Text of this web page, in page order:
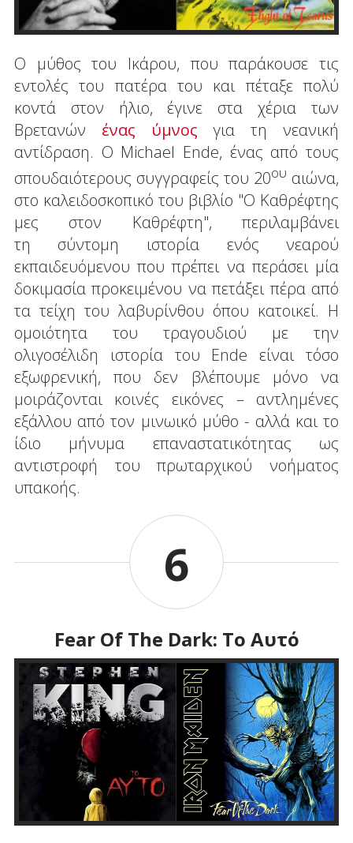
Ο μύθος του Ικάρου, που παράκουσε τις
εντολές του πατέρα του και πέταξε πολύ
κοντά στον ήλιο, έγινε στα χέρια των
Βρετανών ένας ύμνος για τη νεανική
αντίδραση. Ο Michael Ende, ένας από τους
σπουδαιότερους συγγραφείς του 20ου αιώνα,
στο καλειδοσκοπικό του βιβλίο "Ο Καθρέφτης
μες στον Καθρέφτη", περιλαμβάνει
τη σύντομη ιστορία ενός νεαρού
εκπαιδευόμενου που πρέπει να περάσει μία
δοκιμασία προκειμένου να πετάξει πέρα από
τα τείχη του λαβυρίνθου όπου κατοικεί. Η
ομοιότητα του τραγουδιού με την
ολιγοσέλιδη ιστορία του Ende είναι τόσο
εξωφρενική, που δεν βλέπουμε μόνο να
μοιράζονται κοινές εικόνες – αντλημένες
εξάλλου από τον μινωικό μύθο - αλλά και το
ίδιο μήνυμα επαναστατικότητας ως
αντιστροφή του πρωταρχικού νοήματος
υπακοής.
6
Fear Of The Dark: Το Αυτό